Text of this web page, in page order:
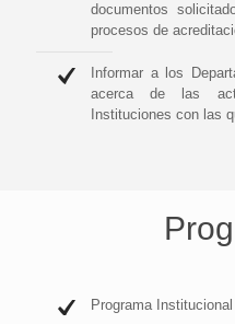
documentos
procesos de
Informar a los
acerca de las
Instituciones con las
Programa